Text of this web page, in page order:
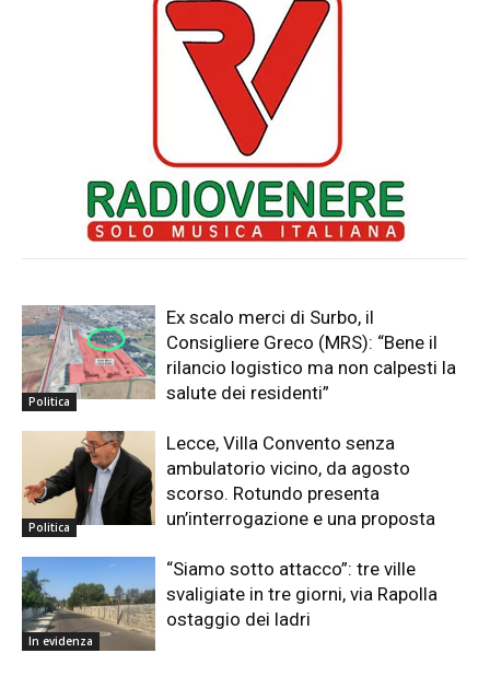
Politica
Ex scalo merci di Surbo, il
Consigliere Greco (MRS): “Bene il
rilancio logistico ma non calpesti la
salute dei residenti”
Politica
Lecce, Villa Convento senza
ambulatorio vicino, da agosto
scorso. Rotundo presenta
un’interrogazione e una proposta
In evidenza
“Siamo sotto attacco”: tre ville
svaligiate in tre giorni, via Rapolla
ostaggio dei ladri